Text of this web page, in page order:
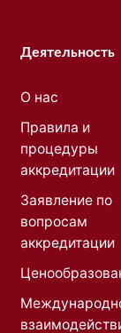
Деятельность
О нас
Правила и
процедуры
аккредитации
Заявление по
вопросам
аккредитации